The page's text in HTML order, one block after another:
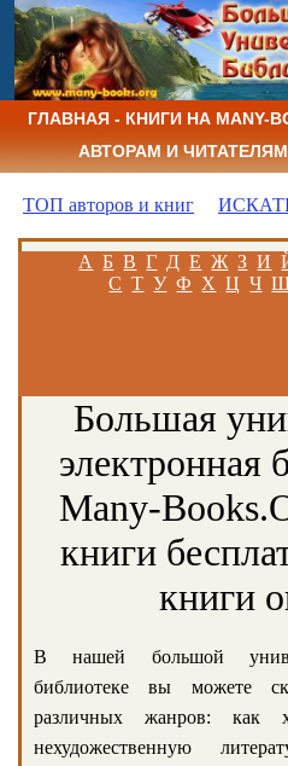
ГЛАВНАЯ - КНИГИ НА MANY-
АВТОРАМ И
ТОП авторов и книг
А Б В Г Д Е Ж З И
С Т У Ф Х Ц Ч
Большая
электронная
Many-
книги
книги
В нашей большой
библиотеке вы можете
различных жанров: как
нехудожественную